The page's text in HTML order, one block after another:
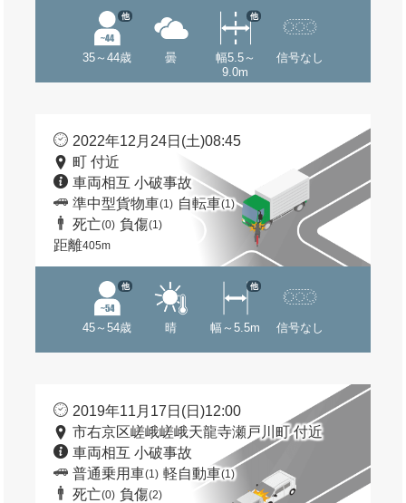
35～44歳
他
曇
幅5.5～
9.0m
他
信号なし
2022年12月24日(土)08:45
町 付近
車両相互 小破事故
準中型貨物車(1) 自転車(1)
死亡(0) 負傷(1)
距離405m
45～54歳
他
晴 幅～5.5m
他
信号なし
2019年11月17日(日)12:00
市右京区嵯峨嵯峨天龍寺瀬戸川町 付近
車両相互 小破事故
普通乗用車(1) 軽自動車(1)
死亡(0) 負傷(2)